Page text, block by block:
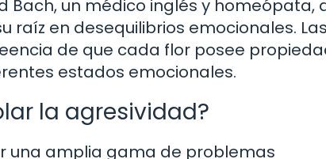
Bach, un médico inglés y homeópata,
en desequilibrios emocionales.
de que cada flor posee
estados emocionales.
la agresividad?
una amplia gama de problemas